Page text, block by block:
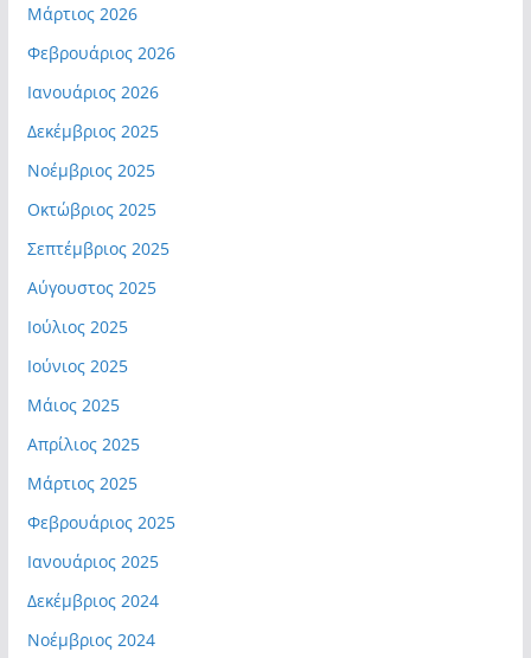
Μάρτιος 2026
Φεβρουάριος 2026
Ιανουάριος 2026
Δεκέμβριος 2025
Νοέμβριος 2025
Οκτώβριος 2025
Σεπτέμβριος 2025
Αύγουστος 2025
Ιούλιος 2025
Ιούνιος 2025
Μάιος 2025
Απρίλιος 2025
Μάρτιος 2025
Φεβρουάριος 2025
Ιανουάριος 2025
Δεκέμβριος 2024
Νοέμβριος 2024